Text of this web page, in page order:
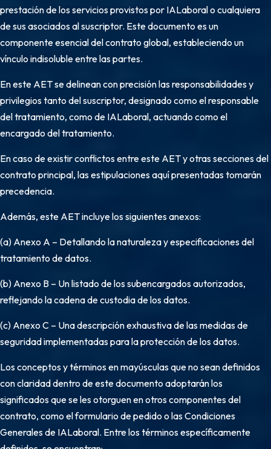
prestación de los servicios provistos por IALaboral o cualquiera
de sus asociados al suscriptor. Este documento es un
componente esencial del contrato global, estableciendo un
vínculo indisoluble entre las partes.
En este AET se delinean con precisión las responsabilidades y
privilegios tanto del suscriptor, designado como el responsable
del tratamiento, como de IALaboral, actuando como el
encargado del tratamiento.
En caso de existir conflictos entre este AET y otras secciones del
contrato principal, las estipulaciones aquí presentadas tomarán
precedencia.
Además, este AET incluye los siguientes anexos:
(a) Anexo A – Detallando la naturaleza y especificaciones del
tratamiento de datos.
(b) Anexo B – Un listado de los subencargados autorizados,
reflejando la cadena de custodia de los datos.
(c) Anexo C – Una descripción exhaustiva de las medidas de
seguridad implementadas para la protección de los datos.
Los conceptos y términos en mayúsculas que no sean definidos
con claridad dentro de este documento adoptarán los
significados que se les otorguen en otros componentes del
contrato, como el formulario de pedido o las Condiciones
Generales de IALaboral. Entre los términos específicamente